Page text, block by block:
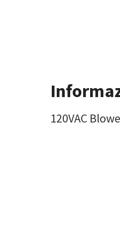
120VAC